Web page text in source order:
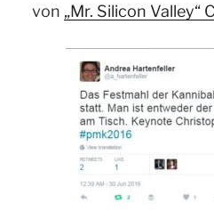
von „Mr. Silicon Valley“